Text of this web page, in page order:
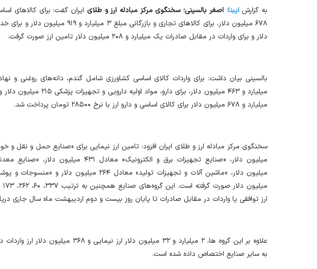
به گزارشایبنا؛اصغر بالسینی؛ سخنگوی مرکز مبادله ارز و طلای ایران گفت: برای کالا‌های
دلار و برای واردات در مقابل صادرات یک میلیارد و ۲۰۸ میلیون دلار تامین ارز صورت گرفت.
بالسینی بیان داشت: برای واردات کالای اساسی کشاورزی شامل گندم، دانه‌های روغنی و
میلیارد و ۴۶۳ میلیون دلار، برای دارو، مواد
میلیارد و ۶۷۸ میلیون دلار برای کالای اساسی و دارو ارز با نرخ ۲۸۵۰۰ تومان پرداخت شد.
ارز توافقی یا واردات در مقابل صادرات تا پایان روز بیست و دوم اردیبهشت ماه سال جاری
علاوه بر این گروه ها، ۲ میلیارد و ۳۲ میلیون دلار ارز نیمایی
به سایر صنایع اختصاص داده شده است.